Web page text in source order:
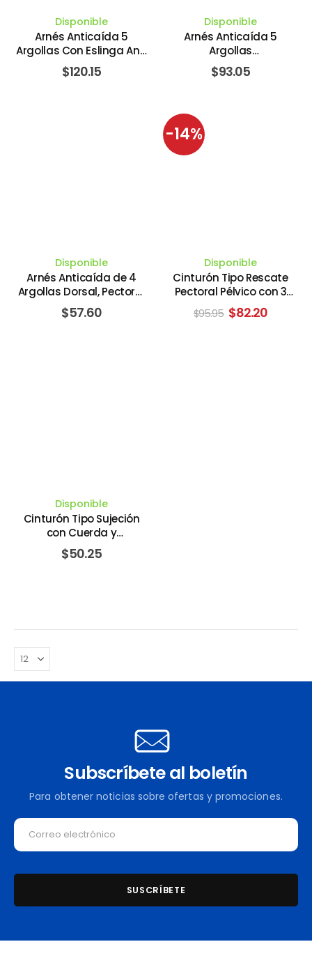
Disponible
Arnés Anticaída 5
Argollas Con Eslinga Anti
Golpe Modelo 37 30/30.
CLIMAX
$120.15
Disponible
Arnés Anticaída 5
Argollas
Dorsal/Frontal/Pectoral/
CLIMAX
$93.05
Disponible
Arnés Anticaída de 4
Argollas Dorsal, Pectoral
Laterales. CLIMAX
$57.60
-14%
Disponible
Cinturón Tipo Rescate
Pectoral Pélvico con 3
Argollas. ARSEG ART DE
SEGURIDAD
$95.95 El
precio
$82.20El
Disponible
Cinturón Tipo Sujeción
con Cuerda y
Mosquetones. CLIMAX
$50.25
Subscríbete al boletín
Para obtener noticias sobre ofertas y promociones.